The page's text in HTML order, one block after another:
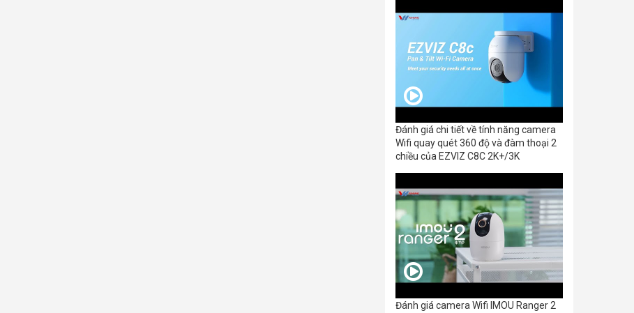
Đánh giá chi tiết về tính năng camera
Wifi quay quét 360 độ và đàm thoại 2
chiều của EZVIZ C8C 2K+/3K
Đánh giá camera Wifi IMOU Ranger 2